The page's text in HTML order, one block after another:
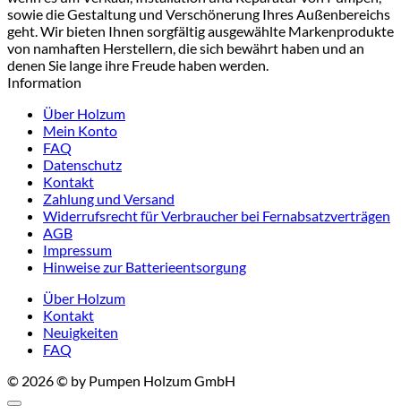
sowie die Gestaltung und Verschönerung Ihres Außenbereichs
geht. Wir bieten Ihnen sorgfältig ausgewählte Markenprodukte
von namhaften Herstellern, die sich bewährt haben und an
denen Sie lange ihre Freude haben werden.
Information
Über Holzum
Mein Konto
FAQ
Datenschutz
Kontakt
Zahlung und Versand
Widerrufsrecht für Verbraucher bei Fernabsatzverträgen
AGB
Impressum
Hinweise zur Batterieentsorgung
Über Holzum
Kontakt
Neuigkeiten
FAQ
© 2026 © by Pumpen Holzum GmbH